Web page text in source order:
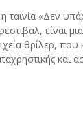
ταινία «Δεν
είναι
θρίλερ,